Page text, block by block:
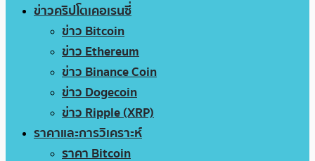
ข่าวคริปโตเคอเรนซี่
ข่าว Bitcoin
ข่าว Ethereum
ข่าว Binance Coin
ข่าว Dogecoin
ข่าว Ripple (XRP)
ราคาและการวิเคราะห์
ราคา Bitcoin